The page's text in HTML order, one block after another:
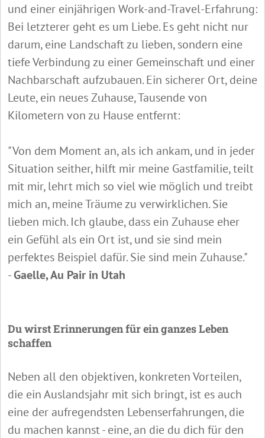
und einer einjährigen Work-and-Travel-Erfahrung:
Bei letzterer geht es um Liebe. Es geht nicht nur
darum, eine Landschaft zu lieben, sondern eine
tiefe Verbindung zu einer Gemeinschaft und einer
Nachbarschaft aufzubauen. Ein sicherer Ort, deine
Leute, ein neues Zuhause, Tausende von
Kilometern von zu Hause entfernt:
"Von dem Moment an, als ich ankam, und in jeder
Situation seither, hilft mir meine Gastfamilie, teilt
mit mir, lehrt mich so viel wie möglich und treibt
mich an, meine Träume zu verwirklichen. Sie
lieben mich. Ich glaube, dass ein Zuhause eher
ein Gefühl als ein Ort ist, und sie sind mein
perfektes Beispiel dafür. Sie sind mein Zuhause."
-Gaelle, Au Pair in Utah
Du wirst Erinnerungen für ein ganzes Leben
schaffen
Neben all den objektiven, konkreten Vorteilen,
die ein Auslandsjahr mit sich bringt, ist es auch
eine der aufregendsten Lebenserfahrungen, die
du machen kannst - eine, an die du dich für den